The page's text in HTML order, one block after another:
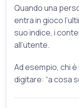
Quando una
entra in gioco
suo indice, i
all’utente.
Ad esempio, chi
digitare: “a cosa